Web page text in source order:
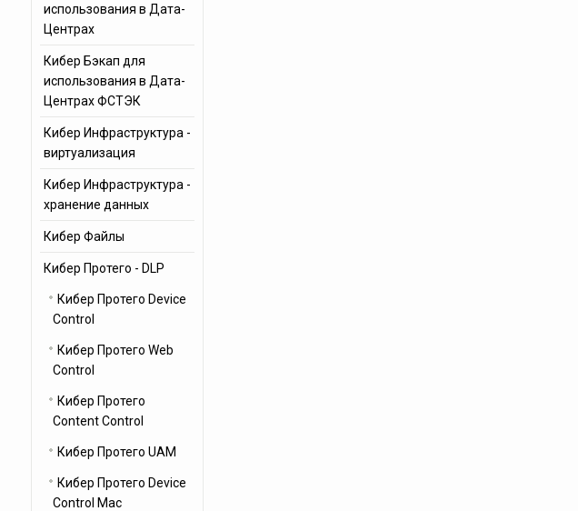
использования в Дата-
Центрах
Кибер Бэкап для
использования в Дата-
Центрах ФСТЭК
Кибер Инфраструктура -
виртуализация
Кибер Инфраструктура -
хранение данных
Кибер Файлы
Кибер Протего - DLP
Кибер Протего Device
Control
Кибер Протего Web
Control
Кибер Протего
Content Control
Кибер Протего UAM
Кибер Протего Device
Control Mac